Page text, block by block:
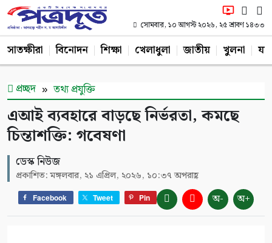
সোমবার, ১০ আগস্ট ২০২৬, ২৫ শ্রাবণ ১৪৩৩
সাতক্ষীরা বিনোদন শিক্ষা খেলাধুলা জাতীয় খুলনা
প্রচ্ছদ তথ্য প্রযুক্তি
এআই ব্যবহারে বাড়ছে নির্ভরতা, কমছে
চিন্তাশক্তি: গবেষণা
ডেস্ক নিউজ
প্রকাশিত: মঙ্গলবার, ২১ এপ্রিল, ২০২৬, ১০:৩৭ অপরাহ্ণ
Facebook Tweet Pin অ- অ+